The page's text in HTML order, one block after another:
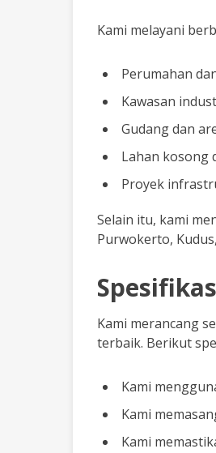
Kami melayani
Perumahan
Kawasan
Gudang dan
Lahan kosong
Proyek
Selain itu, kami
Purwokerto,
Kami merancang
terbaik. Berikut
Kami
Kami
Kami